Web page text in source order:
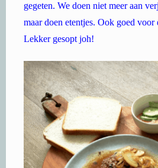
gegeten. We doen niet meer aan
maar doen etentjes. Ook goed voor
Lekker gesopt joh!